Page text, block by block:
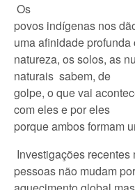
Os
povos indígenas nos
uma afinidade profunda
natureza, os solos, as
naturais sabem, de
golpe, o que vai
com eles e por eles
porque ambos formam
Investigações recentes
pessoas não mudam